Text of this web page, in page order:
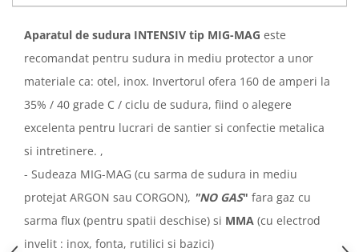
Aparatul de sudura INTENSIV tip MIG-MAG este
recomandat pentru sudura in mediu protector a unor
materiale ca: otel, inox. Invertorul ofera 160 de amperi la
35% / 40 grade C / ciclu de sudura, fiind o alegere
excelenta pentru lucrari de santier si confectie metalica
si intretinere. ,
- Sudeaza MIG-MAG (cu sarma de sudura in mediu
protejat ARGON sau CORGON), "NO GAS" fara gaz cu
sarma flux (pentru spatii deschise) si MMA (cu electrod
invelit : inox, fonta, rutilici si bazici)